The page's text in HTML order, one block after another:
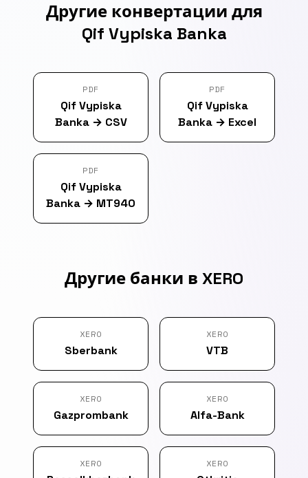
Другие конвертации для
Qif Vypiska Banka
PDF
Qif Vypiska
Banka→ CSV
PDF
Qif Vypiska
Banka → Excel
PDF
Qif Vypiska
Banka → MT940
Другие банки в XERO
XERO
Sberbank
XERO
VTB
XERO
Gazprombank
XERO
Alfa-Bank
XERO XERO